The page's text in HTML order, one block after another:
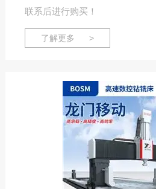
联系后进行购买！
了解更多 >